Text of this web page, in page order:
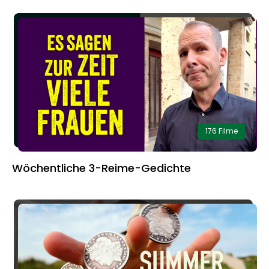
176 Filme
Wöchentliche 3-Reime-Gedichte